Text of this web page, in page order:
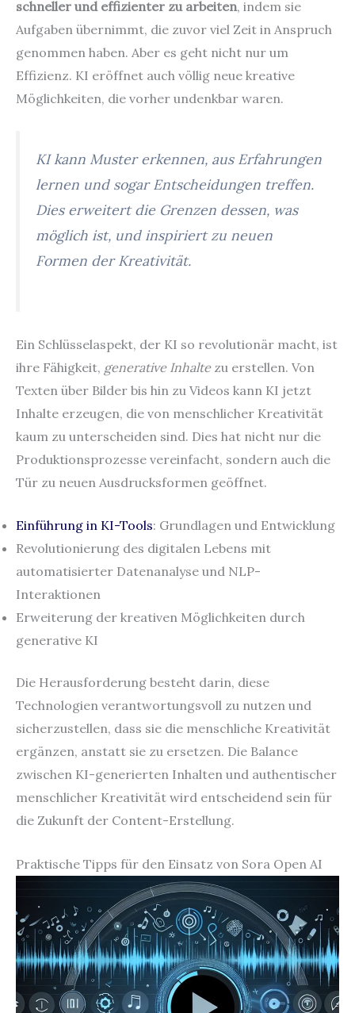
schneller und effizienter zu arbeiten, indem sie
Aufgaben übernimmt, die zuvor viel Zeit in Anspruch
genommen haben. Aber es geht nicht nur um
Effizienz. KI eröffnet auch völlig neue kreative
Möglichkeiten, die vorher undenkbar waren.
KI kann Muster erkennen, aus Erfahrungen
lernen und sogar Entscheidungen treffen.
Dies erweitert die Grenzen dessen, was
möglich ist, und inspiriert zu neuen
Formen der Kreativität.
Ein Schlüsselaspekt, der KI so revolutionär macht, ist
ihre Fähigkeit, generative Inhaltezu erstellen. Von
Texten über Bilder bis hin zu Videos kann KI jetzt
Inhalte erzeugen, die von menschlicher Kreativität
kaum zu unterscheiden sind. Dies hat nicht nur die
Produktionsprozesse vereinfacht, sondern auch die
Tür zu neuen Ausdrucksformen geöffnet.
Einführung in KI-Tools: Grundlagen und Entwicklung
Revolutionierung des digitalen Lebens mit
automatisierter Datenanalyse und NLP-
Interaktionen
Erweiterung der kreativen Möglichkeiten durch
generative KI
Die Herausforderung besteht darin, diese
Technologien verantwortungsvoll zu nutzen und
sicherzustellen, dass sie die menschliche Kreativität
ergänzen, anstatt sie zu ersetzen. Die Balance
zwischen KI-generierten Inhalten und authentischer
menschlicher Kreativität wird entscheidend sein für
die Zukunft der Content-Erstellung.
Praktische Tipps für den Einsatz von Sora Open AI